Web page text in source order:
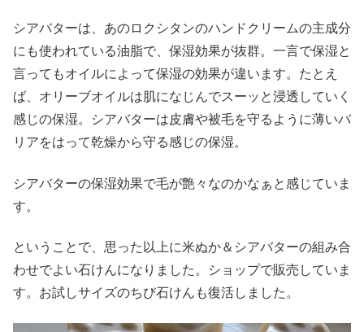
シアバターは、あのロクシタンのハンドクリームの主成分
にも使われている油脂で、保湿効果が抜群。一言で保湿と
言ってもオイルによって保湿の効果が違います。たとえ
ば、オリーブオイルは肌になじんでスーッと浸透していく
感じの保湿。シアバターは皮膚や被毛を守るように薄いバ
リアをはって乾燥から守る感じの保湿。
シアバターの保湿効果で毛が艶々なのかなぁと感じていま
す。
ということで、思った以上に米ぬか＆シアバターの組み合
わせでよい石けんになりました。ショップで販売していま
す。お試しサイズのちび石けんも復活しました。